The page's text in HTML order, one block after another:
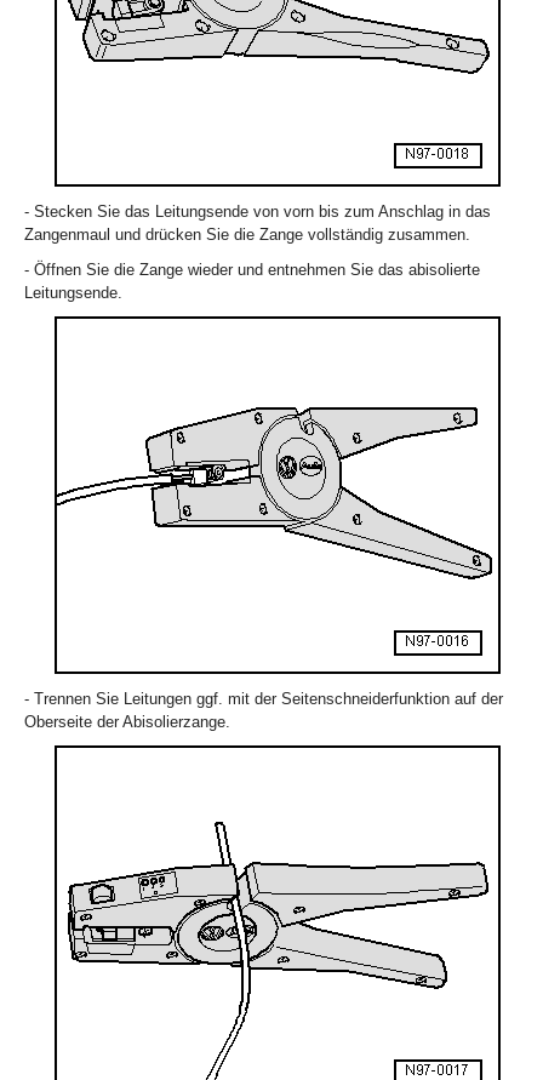
- Stecken Sie das Leitungsende von vorn bis zum Anschlag in das
Zangenmaul und drücken Sie die Zange vollständig zusammen.
- Öffnen Sie die Zange wieder und entnehmen Sie das abisolierte
Leitungsende.
- Trennen Sie Leitungen ggf. mit der Seitenschneiderfunktion auf der
Oberseite der Abisolierzange.